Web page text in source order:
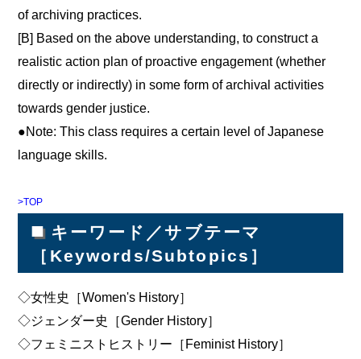
of archiving practices.
[B] Based on the above understanding, to construct a
realistic action plan of proactive engagement (whether
directly or indirectly) in some form of archival activities
towards gender justice.
●Note: This class requires a certain level of Japanese
language skills.
>TOP
■ キーワード／サブテーマ
［Keywords/Subtopics］
◇女性史［Women's History］
◇ジェンダー史［Gender History］
◇フェミニストヒストリー［Feminist History］